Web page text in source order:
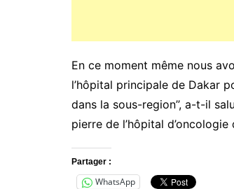
En ce moment même nous
l’hôpital principale de Dakar
dans la sous-region’’, a-t-il
pierre de l’hôpital
Partager :
WhatsApp